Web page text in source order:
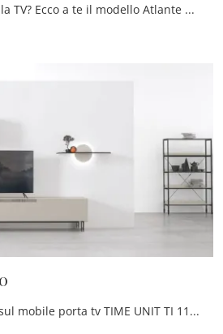
Cerchi un mobile per la TV? Ecco a te il modello Atlante Unit AT 104 di Tomasella in melaminico, pensato per spazi moderni.
Clicca e scopri di più sul mobile porta tv TIME UNIT TI 110 di Tomasella: realizzato in melaminico, ben si inserisce in spazi moderni.